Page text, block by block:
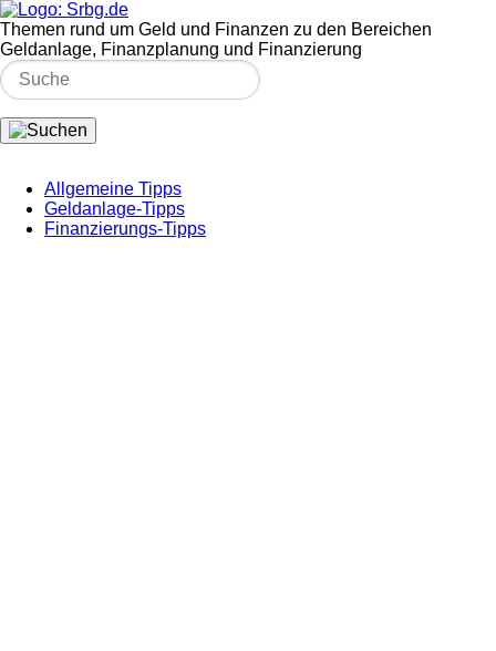
Themen rund um Geld und Finanzen zu den Bereichen
Geldanlage, Finanzplanung und Finanzierung
Allgemeine Tipps
Geldanlage-Tipps
Finanzierungs-Tipps